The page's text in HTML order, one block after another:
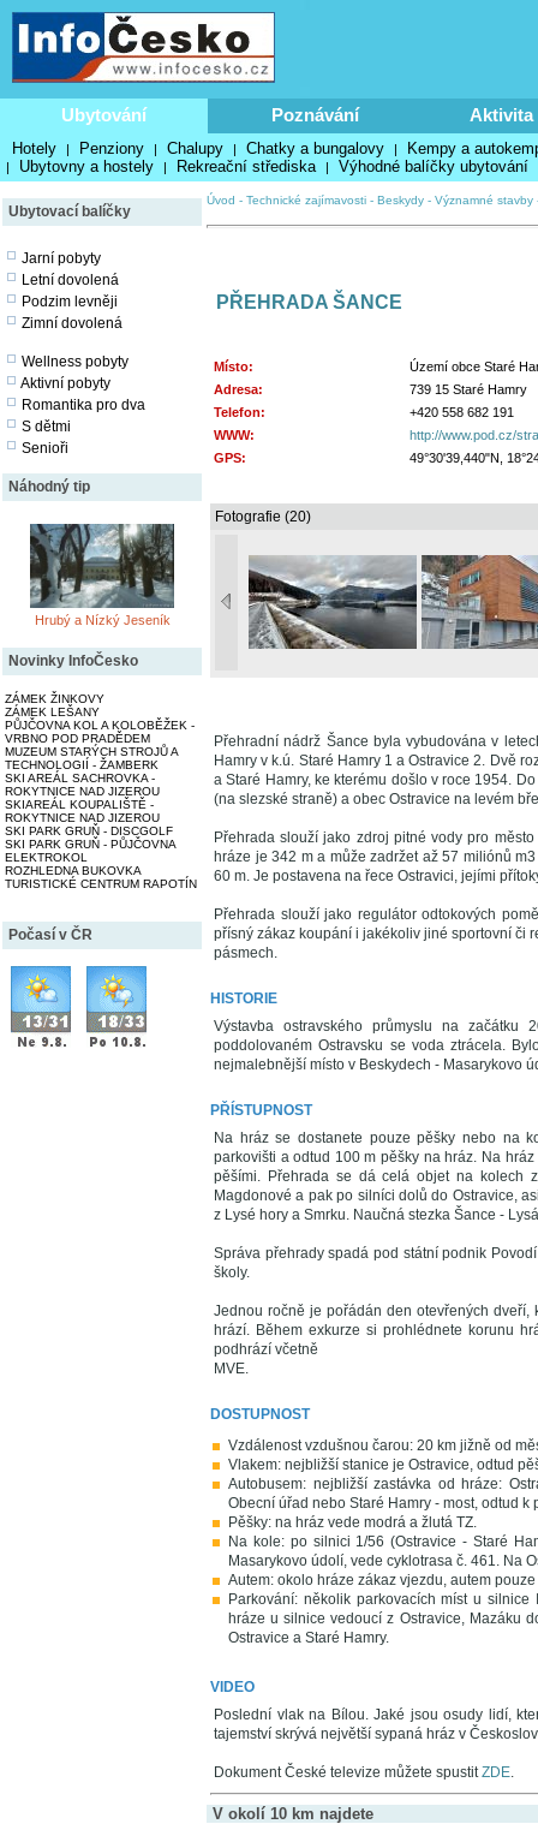
Ubytování Poznávání Aktivita
Hotely | Penziony | Chalupy | Chatky a bungalovy | Kempy a
| Ubytovny a hostely | Rekreační střediska | Výhodné balíčky ubytování
Ubytovací balíčky
Jarní pobyty
Letní dovolená
Podzim levněji
Zimní dovolená
Wellness pobyty
Aktivní pobyty
Romantika pro dva
S dětmi
Senioři
Náhodný tip
Hrubý a Nízký Jeseník
Novinky InfoČesko
ZÁMEK ŽINKOVY
ZÁMEK LEŠANY
PŮJČOVNA KOL A KOLOBĚŽEK -
VRBNO POD PRADĚDEM
MUZEUM STARÝCH STROJŮ A
TECHNOLOGIÍ - ŽAMBERK
SKI AREÁL SACHROVKA -
ROKYTNICE NAD JIZEROU
SKIAREÁL KOUPALIŠTĚ -
ROKYTNICE NAD JIZEROU
SKI PARK GRUŇ - DISCGOLF
SKI PARK GRUŇ - PŮJČOVNA
ELEKTROKOL
ROZHLEDNA BUKOVKA
TURISTICKÉ CENTRUM RAPOTÍN
Počasí v ČR
Úvod - Technické zajímavosti - Beskydy - Významné stavby
PŘEHRADA ŠANCE
Místo:
Území obce Staré
Adresa:
739 15 Staré Hamry
Telefon:
+420 558 682 191
WWW:
http://www.pod.cz/
GPS:
49°30'39,440"N,
Fotografie (20)
Přehradní nádrž Šance byla vybudována v
Hamry v k.ú. Staré Hamry 1 a Ostravice 2. Dvě
a Staré Hamry, ke kterému došlo v roce 1954.
(na slezské straně) a obec Ostravice na levém
Přehrada slouží jako zdroj pitné vody pro
hráze je 342 m a může zadržet až 57 miliónů
60 m. Je postavena na řece Ostravici, jejími
Přehrada slouží jako regulátor odtokových
přísný zákaz koupání i jakékoliv jiné sportovní či
pásmech.
HISTORIE
Výstavba ostravského průmyslu na
poddolovaném Ostravsku se voda ztrácela.
nejmalebnější místo v Beskydech - Masarykovo
PŘÍSTUPNOST
Na hráz se dostanete pouze pěšky nebo na
parkovišti a odtud 100 m pěšky na hráz. Na
pěšími. Přehrada se dá celá objet na kolech
Magdonové a pak po silníci dolů do Ostravice,
z Lysé hory a Smrku. Naučná stezka Šance -
Správa přehrady spadá pod státní podnik
školy.
Jednou ročně je pořádán den otevřených
hrází. Během exkurze si prohlédnete korunu
podhrází včetně
MVE.
DOSTUPNOST
Vzdálenost vzdušnou čarou: 20 km jižně od
Vlakem: nejbližší stanice je Ostravice, odtud
Autobusem: nejbližší zastávka od hráze:
Obecní úřad nebo Staré Hamry - most, odtud k
Pěšky: na hráz vede modrá a žlutá TZ.
Na kole: po silnici 1/56 (Ostravice - Staré
Masarykovo údolí, vede cyklotrasa č. 461. Na
Autem: okolo hráze zákaz vjezdu, autem
Parkování: několik parkovacích míst u
hráze u silnice vedoucí z Ostravice, Mazáku
Ostravice a Staré Hamry.
VIDEO
Poslední vlak na Bílou. Jaké jsou osudy lidí,
tajemství skrývá největší sypaná hráz v
Dokument České televize můžete spustitZDE.
V okolí 10 km najdete